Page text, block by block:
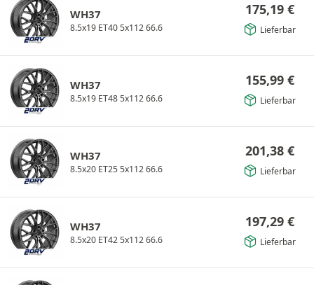
WH37
8.5x19 ET40 5x112 66.6
175,19 €
Lieferbar
WH37
8.5x19 ET48 5x112 66.6
155,99 €
Lieferbar
WH37
8.5x20 ET25 5x112 66.6
201,38 €
Lieferbar
WH37
8.5x20 ET42 5x112 66.6
197,29 €
Lieferbar